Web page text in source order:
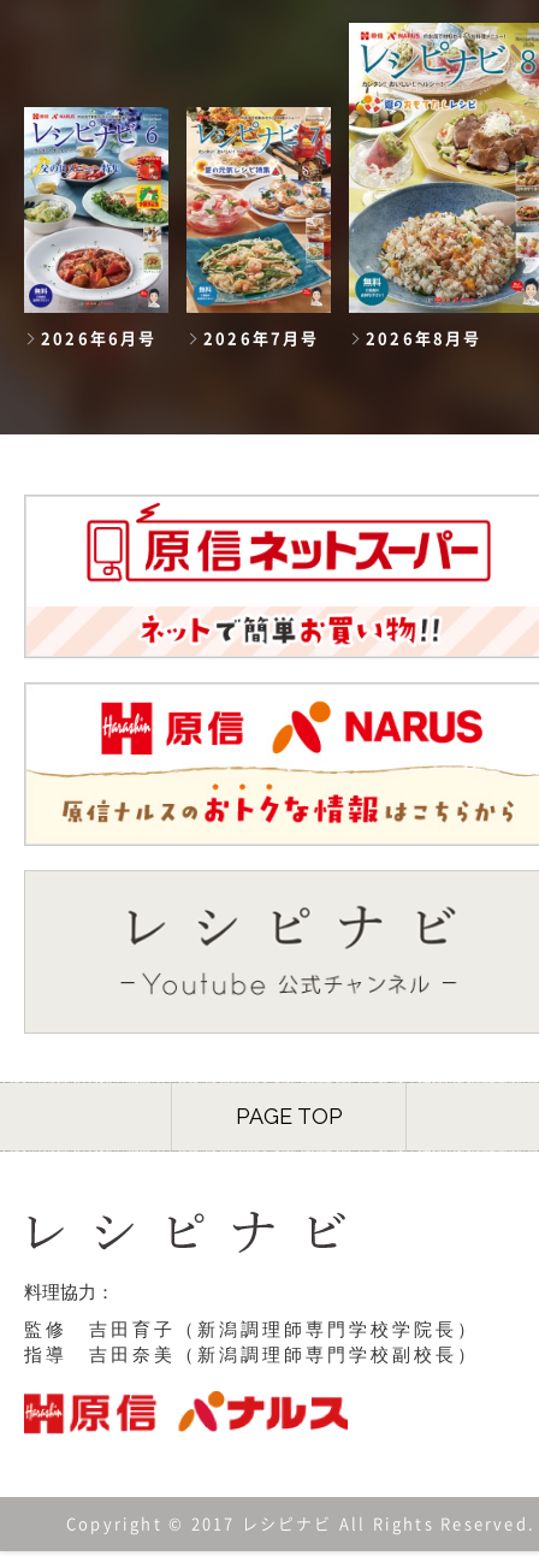
2026年6月号 2026年7月号 2026年8月号
PAGE TOP
料理協力：
監修 吉田育子（新潟調理師専門学校学院長）
指導 吉田奈美（新潟調理師専門学校副校長）
Copyright © 2017 レシピナビ All Rights Reserved.